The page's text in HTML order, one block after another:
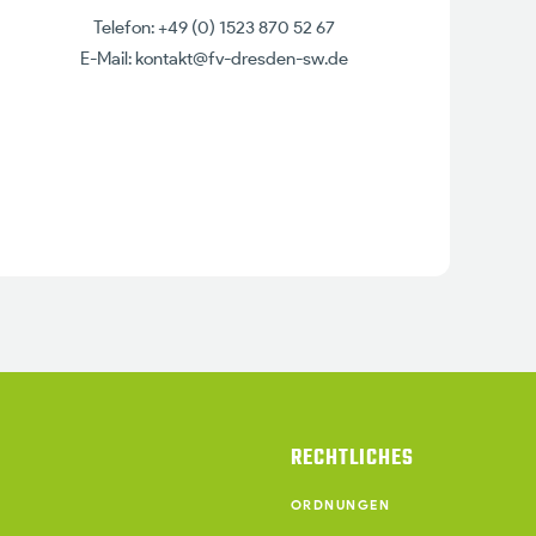
Telefon: +49 (0) 1523 870 52 67
E-Mail: kontakt@fv-dresden-sw.de
RECHTLICHES
ORDNUNGEN